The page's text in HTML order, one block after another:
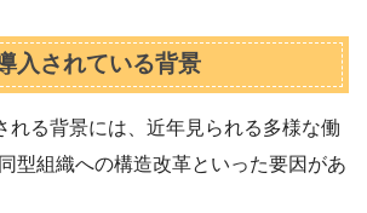
入されている背景
れる背景には、近年見られる多様な働
型組織への構造改革といった要因があ